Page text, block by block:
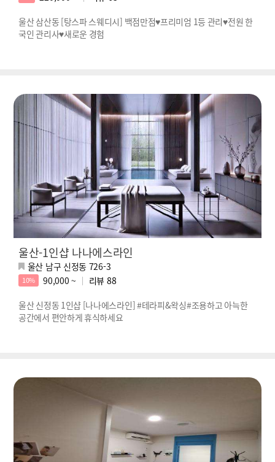
울산 삼산동 [탕스파 스웨디시] 백점만점♥프리미엄 1등 관리♥전원 한
국인 관리사♥새로운 경험
울산-1인샵 나나에스라인
울산 남구 신정동 726-3
10% 90,000 ~ 리뷰 88
울산 신정동 1인샵 [나나에스라인] #테라피&왁싱#조용하고 아늑한
공간에서 편안하게 휴식하세요